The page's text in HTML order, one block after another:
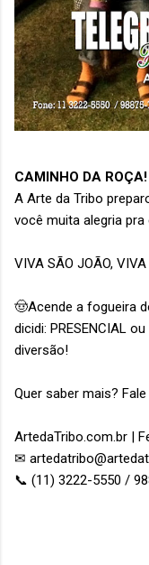
CAMINHO DA ROÇA!
A Arte da Tribo
você muita alegria
VIVA SÃO JOÃO,
🤠Acende a fogueira
dicidi: PRESENCIAL
diversão!
Quer saber mais?
ArtedaTribo.com.br |
✉
📞 (11) 3222-5550 /